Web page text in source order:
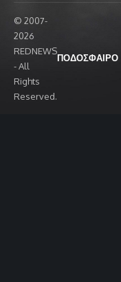
© 2007-
2026
REDNEWS
- All
Rights
Reserved.
ΠΟΔΟΣΦΑΙΡΟ